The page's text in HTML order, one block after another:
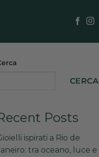
CERCA
Posts
ispirati a Rio de
tra oceano, luce e